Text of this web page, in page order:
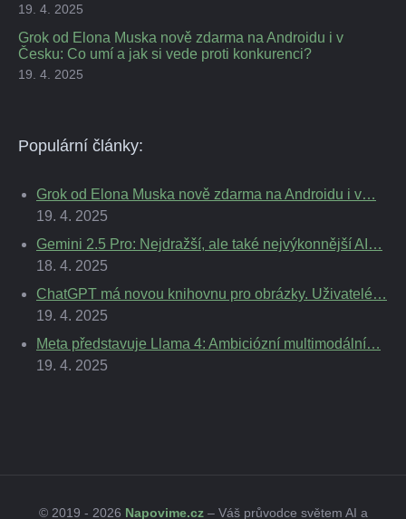
19. 4. 2025
Grok od Elona Muska nově zdarma na Androidu i v
Česku: Co umí a jak si vede proti konkurenci?
19. 4. 2025
Populární články:
Grok od Elona Muska nově zdarma na Androidu i v…
19. 4. 2025
Gemini 2.5 Pro: Nejdražší, ale také nejvýkonnější AI…
18. 4. 2025
ChatGPT má novou knihovnu pro obrázky. Uživatelé…
19. 4. 2025
Meta představuje Llama 4: Ambiciózní multimodální…
19. 4. 2025
© 2019 - 2026 Napovime.cz– Váš průvodce světem AI a